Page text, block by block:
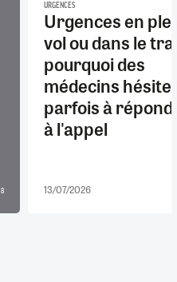
8
URGENCES
Urgences en
vol ou dans le
pourquoi des
médecins
parfois à
à l'appel
13/07/2026